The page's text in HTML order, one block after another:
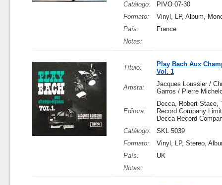
Catálogo:
PIVO 07-30
Formato:
Vinyl, LP, Album,
País:
France
Notas:
Título:
Play Bach Aux
Vol. 1
Artista:
Jacques Loussier /
Garros / Pierre
Editora:
Decca, Robert Stace,
Record Company
Decca Record
Catálogo:
SKL 5039
Formato:
Vinyl, LP, Stereo,
País:
UK
Notas: